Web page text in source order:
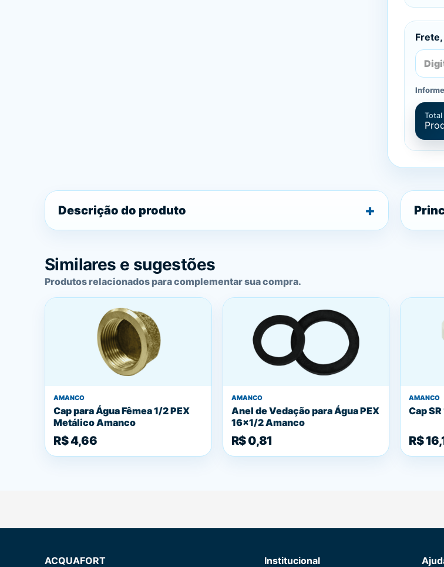
Total
Descrição do produto
Similares e sugestões
Produtos relacionados para complementar sua compra.
AMANCO
Cap para Água Fêmea 1/2 PEX
Metálico Amanco
R$ 4,66
AMANCO
Anel de Vedação para Água PEX
16x1/2 Amanco
R$ 0,81
AMANCO
Cap
R$
ACQUAFORT Institucional